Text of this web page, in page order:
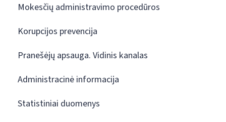
Mokesčių administravimo procedūros
Korupcijos prevencija
Pranešėjų apsauga. Vidinis kanalas
Administracinė informacija
Statistiniai duomenys